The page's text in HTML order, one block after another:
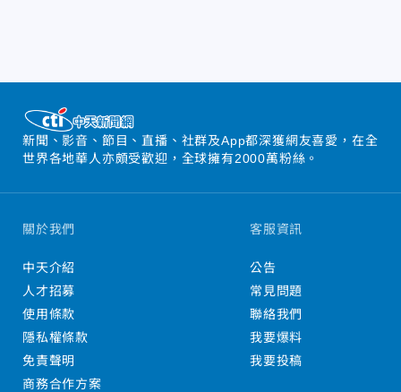
新聞、影音、節目、直播、社群及App都深獲網友喜愛，在全
世界各地華人亦頗受歡迎，全球擁有2000萬粉絲。
關於我們
中天介紹
人才招募
使用條款
隱私權條款
免責聲明
商務合作方案
客服資訊
公告
常見問題
聯絡我們
我要爆料
我要投稿